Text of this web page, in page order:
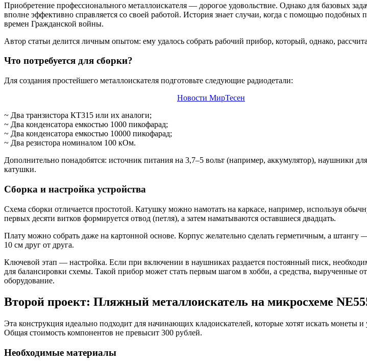
Приобретение профессионального металлоискателя — дорогое удовольствие. Однако для базовых
вполне эффективно справляется со своей работой. История знает случаи, когда с помощью
времен Гражданской войны.
Автор статьи делится личным опытом: ему удалось собрать рабочий прибор, который, однако,
Что потребуется для сборки?
Для создания простейшего металлоискателя подготовьте следующие радиодетали:
Новости МирТесен
~ Два транзистора КТ315 или их аналоги;
~ Два конденсатора емкостью 1000 пикофарад;
~ Два конденсатора емкостью 10000 пикофарад;
~ Два резистора номиналом 100 кОм.
Дополнительно понадобятся: источник питания на 3,7–5 вольт (например, аккумулятор), наушники
катушки.
Сборка и настройка устройства
Схема сборки отличается простотой. Катушку можно намотать на каркасе, например, используя
первых десяти витков формируется отвод (петля), а затем наматываются оставшиеся двадцать.
Плату можно собрать даже на картонной основе. Корпус желательно сделать герметичным, а
10 см друг от друга.
Ключевой этап — настройка. Если при включении в наушниках раздается постоянный писк,
для балансировки схемы. Такой прибор может стать первым шагом в хобби, а средства, вырученные
оборудование.
Второй проект: Пляжный металлоискатель на микросхеме
Эта конструкция идеально подходит для начинающих кладоискателей, которые хотят искать
Общая стоимость компонентов не превысит 300 рублей.
Необходимые материалы